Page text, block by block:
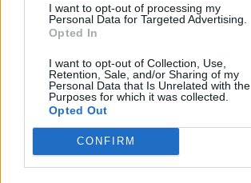
I want to opt-out of processing my
Personal Data for Targeted Advertising.
Opted In
I want to opt-out of Collection, Use,
Retention, Sale, and/or Sharing of my
Personal Data that Is Unrelated with the
Purposes for which it was collected.
Opted Out
CONFIRM